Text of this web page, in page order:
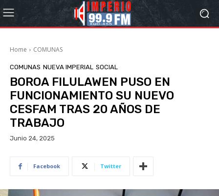
Home COMUNAS
COMUNAS NUEVA IMPERIAL SOCIAL
BOROA FILULAWEN PUSO EN
FUNCIONAMIENTO SU NUEVO
CESFAM TRAS 20 AÑOS DE
TRABAJO
Junio 24, 2025
Facebook Twitter